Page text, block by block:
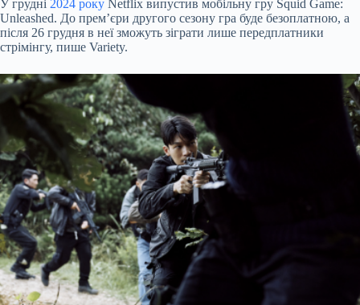
У грудні 2024 року Netflix випустив мобільну гру Squid Game:
Unleashed. До прем’єри другого сезону гра буде безоплатною, а
після 26 грудня в неї зможуть зіграти лише передплатники
стрімінгу, пише Variety.